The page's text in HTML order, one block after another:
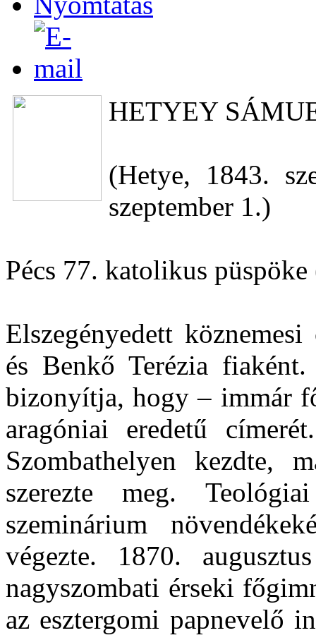
HETYEY
(Hetye, 1843.
szeptember 1.)
Pécs 77. katolikus
Elszegényedett
és Benkő Terézia
bizonyítja, hogy – immár
aragóniai eredetű
Szombathelyen kezdte,
szerezte meg.
szeminárium
végezte. 1870.
nagyszombati érseki
az esztergomi papnevelő